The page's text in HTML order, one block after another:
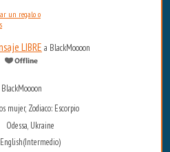
un regalo o
LIBRE a BlackMoooon
BlackMoooon
mujer, Zodiaco: Escorpio
Odessa, Ukraine
English(Intermedio)